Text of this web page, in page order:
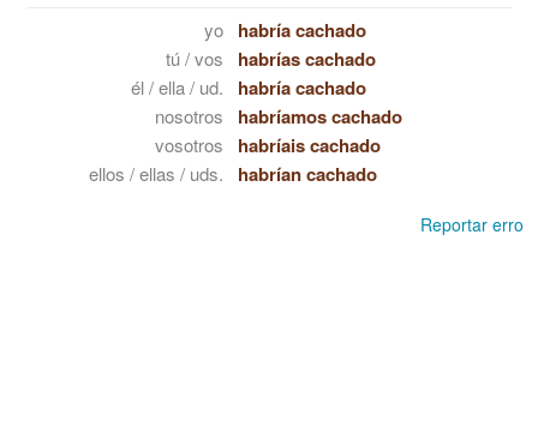
yo habría cachado
tú / vos habrías cachado
él / ella / ud. habría cachado
nosotros habríamos cachado
vosotros habríais cachado
ellos / ellas / uds. habrían cachado
Reportar erro